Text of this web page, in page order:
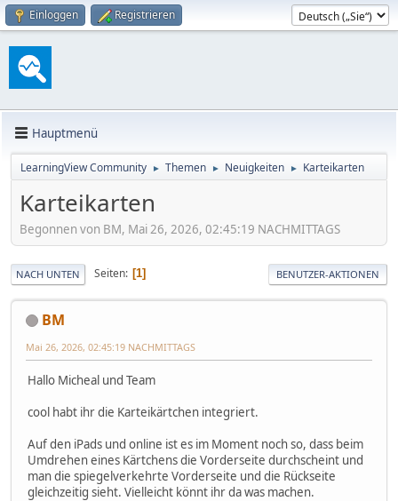
Einloggen Registrieren
Hauptmenü
LearningView Community ► Themen ► Neuigkeiten ► Karteikarten
Karteikarten
Begonnen von BM, Mai 26, 2026, 02:45:19 NACHMITTAGS
NACH UNTEN Seiten 1 BENUTZER-AKTIONEN
BM
Mai 26, 2026, 02:45:19 NACHMITTAGS
Hallo Micheal und Team
cool habt ihr die Karteikärtchen integriert.
Auf den iPads und online ist es im Moment noch so, dass beim
Umdrehen eines Kärtchens die Vorderseite durchscheint und
man die spiegelverkehrte Vorderseite und die Rückseite
gleichzeitig sieht. Vielleicht könnt ihr da was machen.